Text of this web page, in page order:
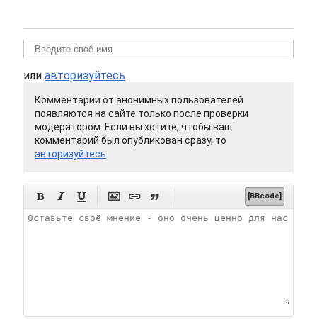
или авторизуйтесь
Комментарии от анонимных пользователей
появляются на сайте только после проверки
модератором. Если вы хотите, чтобы ваш
комментарий был опубликован сразу, то
авторизуйтесь
      [BBcode]